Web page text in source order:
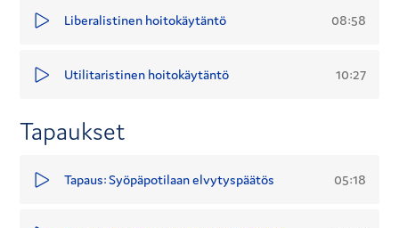
Liberalistinen hoitokäytäntö 08:58
Utilitaristinen hoitokäytäntö 10:27
Tapaukset
Tapaus: Syöpäpotilaan elvytyspäätös 05:18